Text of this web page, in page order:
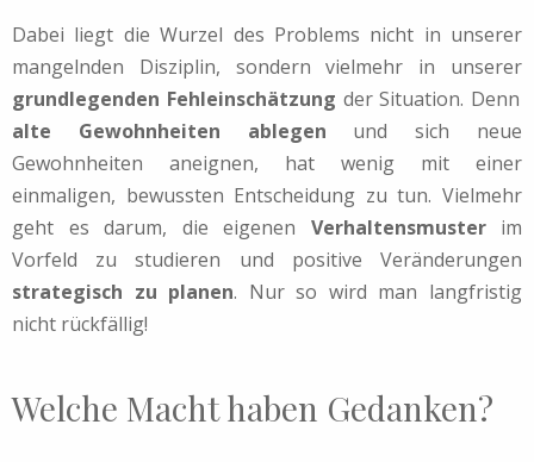
Dabei liegt die Wurzel des Problems nicht in unserer
mangelnden Disziplin, sondern vielmehr in unserer
grundlegenden Fehleinschätzung der Situation. Denn
alte Gewohnheiten ablegen und sich neue
Gewohnheiten aneignen, hat wenig mit einer
einmaligen, bewussten Entscheidung zu tun. Vielmehr
geht es darum, die eigenen Verhaltensmusterim
Vorfeld zu studieren und positive Veränderungen
strategisch zu planen. Nur so wird man langfristig
nicht rückfällig!
Welche Macht haben Gedanken?